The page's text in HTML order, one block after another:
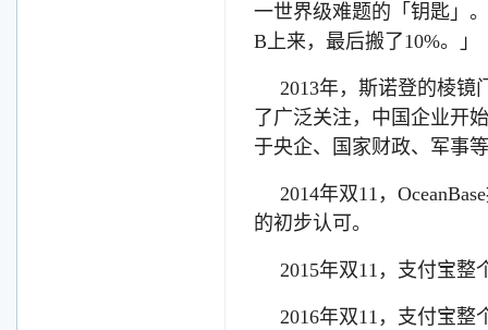
一世界级难题的「钥匙」
B上来，最后搬了10%。」
2013年，斯诺登的棱镜
了广泛关注，中国企业开
于央企、国家财政、军事
2014年双11，
的初步认可。
2015年双11，支付宝整
2016年双11，支付宝